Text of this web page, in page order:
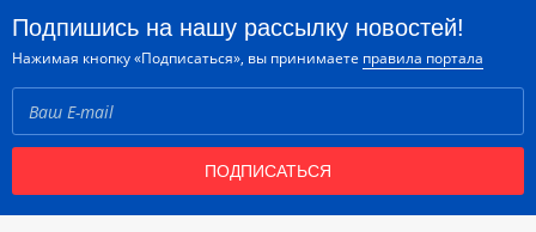
Подпишись на нашу рассылку новостей!
Нажимая кнопку «Подписаться», вы принимаете правила портала
ПОДПИСАТЬСЯ